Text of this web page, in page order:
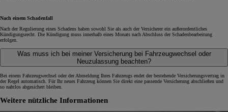
Nach einem Schadenfall
Nach der Regulierung eines Schadens haben sowohl Sie als auch der Versicherer ein außerordentliches
Kündigungsrecht. Die Kündigung muss innerhalb eines Monats nach Abschluss der Schadenbearbeitung
erfolgen.
Was muss ich bei meiner Versicherung bei Fahrzeugwechsel oder
Neuzulassung beachten?
Bei einem Fahrzeugwechsel oder der Abmeldung Ihres Fahrzeugs endet der bestehende Versicherungsvertrag in
der Regel automatisch. Für Ihr neues Fahrzeug können Sie direkt eine passende Versicherung abschließen und
so nahtlos abgesichert bleiben.
Weitere nützliche Informationen